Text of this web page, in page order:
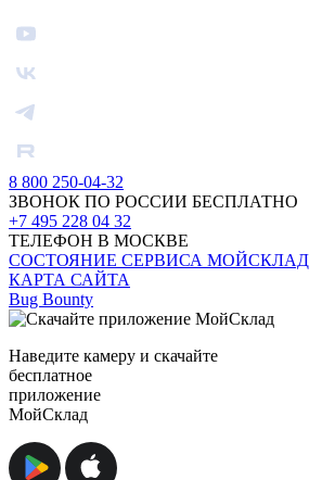
8 800 250-04-32
ЗВОНОК ПО РОССИИ БЕСПЛАТНО
+7 495 228 04 32
ТЕЛЕФОН В МОСКВЕ
СОСТОЯНИЕ СЕРВИСА МОЙСКЛАД
КАРТА САЙТА
Bug Bounty
Наведите камеру и скачайте
бесплатное
приложение
МойСклад